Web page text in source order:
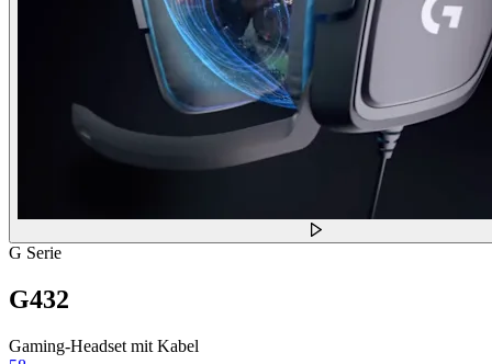
G Serie
G432
Gaming-Headset mit Kabel